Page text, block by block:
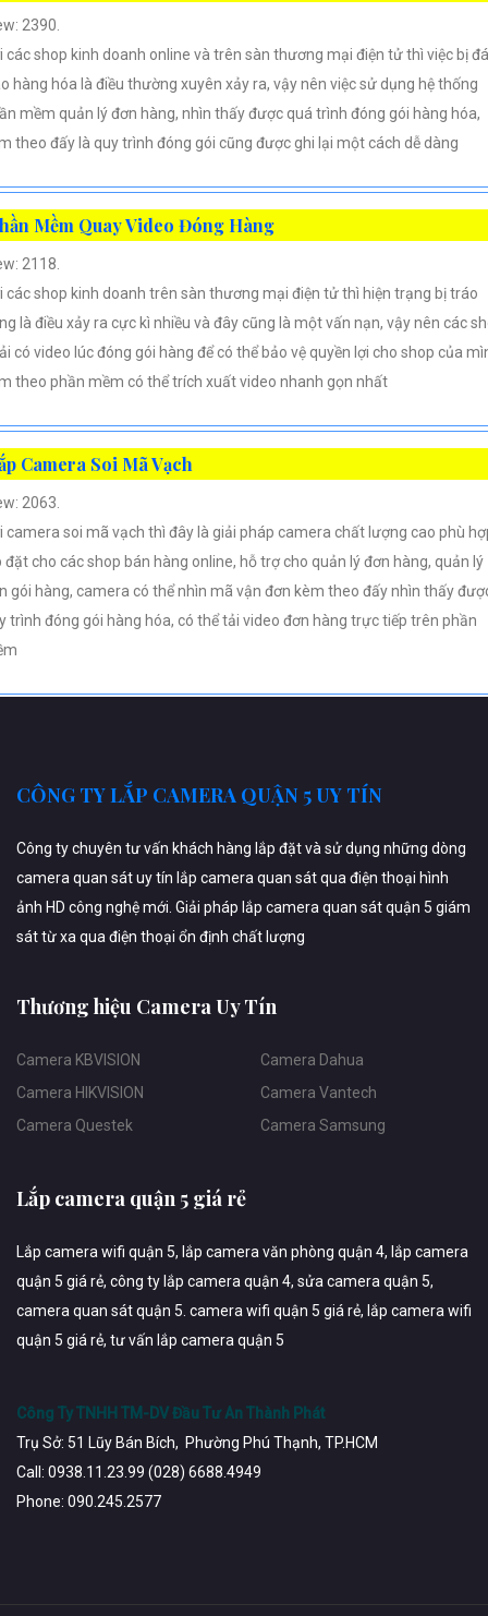
2390.
các shop kinh doanh online và trên sàn thương mại điện tử thì việc bị
hàng hóa là điều thường xuyên xảy ra, vậy nên việc sử dụng hệ thống
mềm quản lý đơn hàng, nhìn thấy được quá trình đóng gói hàng hóa,
theo đấy là quy trình đóng gói cũng được ghi lại một cách dễ dàng
Mềm Quay Video Đóng Hàng
2118.
các shop kinh doanh trên sàn thương mại điện tử thì hiện trạng bị tráo
là điều xảy ra cực kì nhiều và đây cũng là một vấn nạn, vậy nên các
có video lúc đóng gói hàng để có thể bảo vệ quyền lợi cho shop của
theo phần mềm có thể trích xuất video nhanh gọn nhất
Camera Soi Mã Vạch
2063.
camera soi mã vạch thì đây là giải pháp camera chất lượng cao phù
đặt cho các shop bán hàng online, hỗ trợ cho quản lý đơn hàng, quản lý
gói hàng, camera có thể nhìn mã vận đơn kèm theo đấy nhìn thấy
trình đóng gói hàng hóa, có thể tải video đơn hàng trực tiếp trên phần
CÔNG TY LẮP CAMERA QUẬN 5 UY TÍN
Công ty chuyên tư vấn khách hàng lắp đặt và sử dụng những dòng
camera quan sát uy tín lắp camera quan sát qua điện thoại hình
ảnh HD công nghệ mới. Giải pháp lắp camera quan sát quận 5 giám
sát từ xa qua điện thoại ổn định chất lượng
Thương hiệu Camera Uy Tín
Camera KBVISION
Camera HIKVISION
Camera Questek
Camera Dahua
Camera Vantech
Camera Samsung
Lắp camera quận 5 giá rẻ
Lắp camera wifi quận 5, lắp camera văn phòng quận 4, lắp camera
quận 5 giá rẻ, công ty lắp camera quận 4, sửa camera quận 5,
camera quan sát quận 5. camera wifi quận 5 giá rẻ, lắp camera wifi
quận 5 giá rẻ, tư vấn lắp camera quận 5
Công Ty TNHH TM-DV Đầu Tư An Thành Phát
Trụ Sở: 51 Lũy Bán Bích, Phường Phú Thạnh, TP.HCM
Call: 0938.11.23.99 (028) 6688.4949
Phone: 090.245.2577